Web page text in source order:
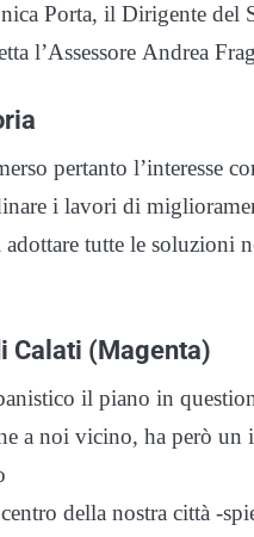
Porta, il Dirigente del
l’Assessore Andrea
pertanto l’interesse
i lavori di
tutte le soluzioni
Calati (Magenta)
il piano in
a noi vicino, ha però un
della nostra città -